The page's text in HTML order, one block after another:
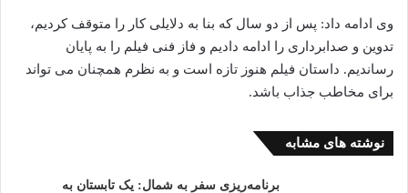
وی ادامه داد: پس از دو سال که بنا به دلایلی کار را متوقف کردیم،
تدوین و صدابرداری را ادامه دادیم و فاز فنی فیلم را به پایان
رساندیم. داستان فیلم هنوز تازه است و به نظرم همچنان می تواند
برای مخاطب جذاب باشد.
نوشته های مشابه
برنامه‌ریزی سفر به شمال: یک تابستان به